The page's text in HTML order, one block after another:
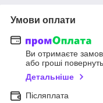
Умови оплати
Ви отримаєте
або гроші
Детальніше
Післяплата